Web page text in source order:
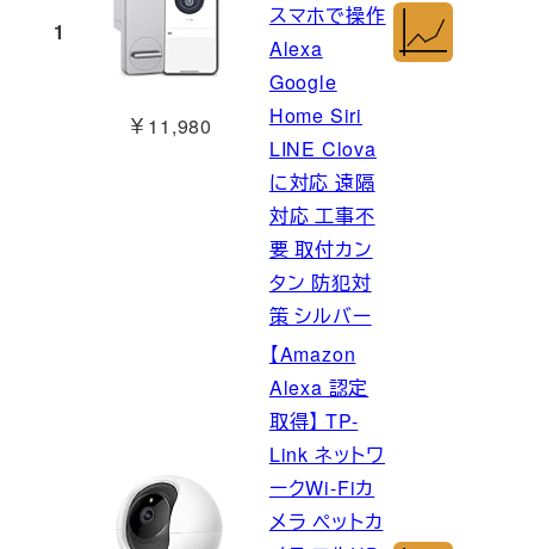
1
￥11,980
スマホで操作
Alexa
Google
Home Siri
LINE Clova
に対応 遠隔
対応 工事不
要 取付カン
タン 防犯対
策 シルバー
【Amazon
Alexa 認定
取得】 TP-
Link ネットワ
ークWi-Fiカ
メラ ペットカ